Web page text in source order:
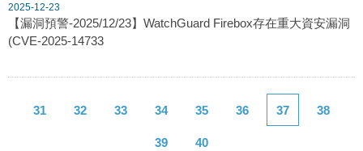
2025-12-23
【漏洞預警-2025/12/23】WatchGuard Firebox存在重大資安漏洞
(CVE-2025-14733
31 32 33 34 35 36 37 38
39 40